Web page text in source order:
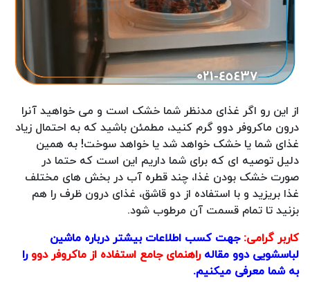
از این رو اگر غذای مدنظر شما خشک است و می خواهید آنرا
درون ماکروفر دوو گرم کنید، مطمئن باشید که به احتمال زیاد
غذای شما یا خشک خواهد شد یا خواهد سوخت! به همین
دلیل توصیه ای که برای شما داریم این است که حتما در
صورت خشک بودن غذا، چند قطره آب در بخش های مختلف
غذا بریزید و با استفاده از دو قاشق، غذای درون ظرف را هم
بزنید تا تمام قسمت آن مرطوب شود.
کاربر گرامی:جهت کسب اطلاعات بیشتر درباره ماشین
لباسشویی دوو مقالهراهنمای جامع استفاده از ماکروفر دوورا
به شما معرفی میکنیم.